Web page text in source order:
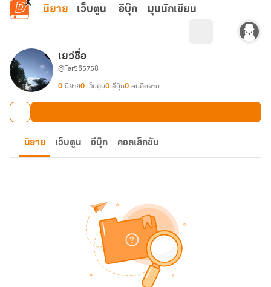
ข้ามไปยังเนื้อหาหลัก
นิยาย เว็บตูน อีบุ๊ก มุมนักเขียน
เยว่ชื่อ
@Far565758
0 นิยาย0 เว็บตูน0 อีบุ๊ก0 คนติดตาม
นิยาย เว็บตูน อีบุ๊ก คอลเล็กชัน